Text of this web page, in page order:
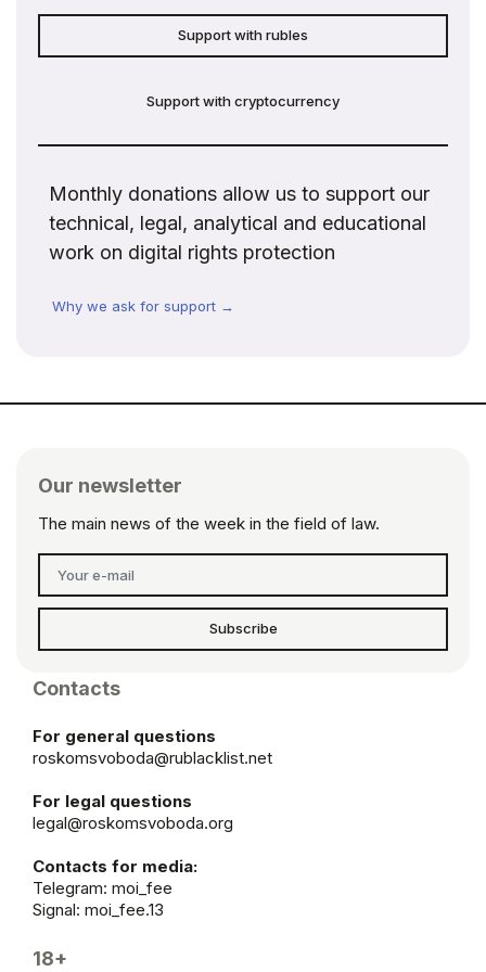
Support with rubles
Support with cryptocurrency
Monthly donations allow us to support our
technical, legal, analytical and educational
work on digital rights protection
Why we ask for support →
Our newsletter
The main news of the week in the field of law.
Subscribe
Contacts
For general questions
roskomsvoboda@rublacklist.net
For legal questions
legal@roskomsvoboda.org
Contacts for media:
Telegram: moi_fee
Signal: moi_fee.13
18+